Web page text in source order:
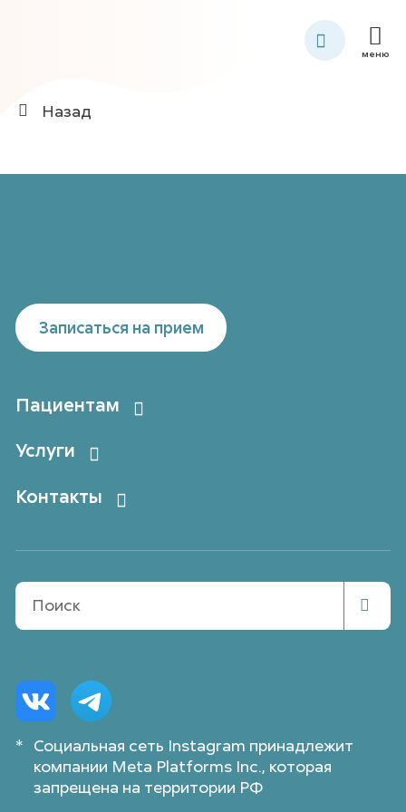
Назад
меню
Записаться на прием
Пациентам
Услуги
Контакты
Поиск
* Социальная сеть Instagram принадлежит
компании Meta Platforms Inc., которая
запрещена на территории РФ